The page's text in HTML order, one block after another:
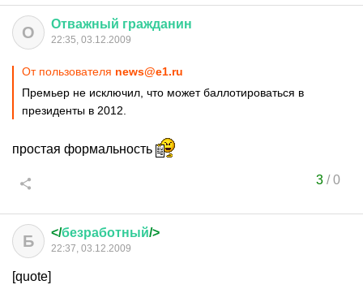
О Отважный гражданин
22:35, 03.12.2009
От пользователя news@e1.ru
Премьер не исключил, что может баллотироваться в
президенты в 2012.
простая формальность
3/0
Б </безработный/>
22:37, 03.12.2009
[quote]